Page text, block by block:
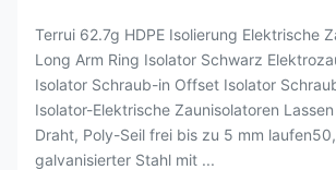
Terrui 62.7g HDPE Isolierung Elektrische
Long Arm Ring Isolator Schwarz
Isolator Schraub-in Offset Isolator
Isolator-Elektrische Zaunisolatoren
Draht, Poly-Seil frei bis zu 5 mm
galvanisierter Stahl mit ...